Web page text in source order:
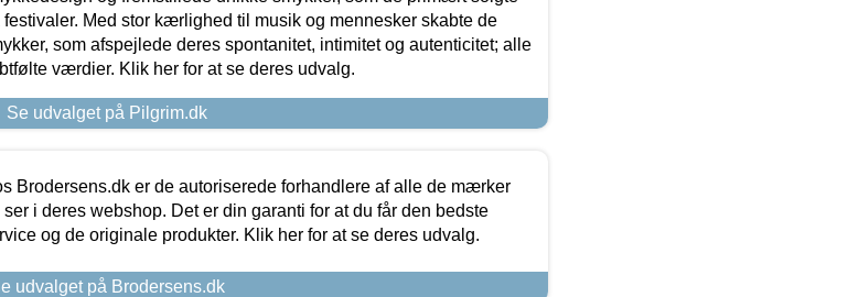
festivaler. Med stor kærlighed til musik og mennesker skabte de
som afspejlede deres spontanitet, intimitet og autenticitet; alle
værdier. Klik her for at se deres udvalg.
Se udvalget på Pilgrim.dk
Brodersens.dk er de autoriserede forhandlere af alle de mærker
ser i deres webshop. Det er din garanti for at du får den bedste
og de originale produkter. Klik her for at se deres udvalg.
udvalget på Brodersens.dk